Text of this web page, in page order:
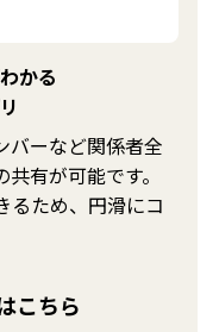
かる
バーなど関係者全
有が可能です。
るため、円滑にコ
こちら